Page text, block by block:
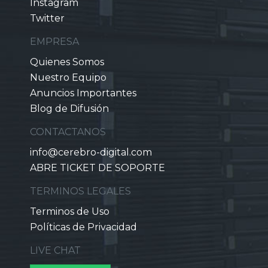
Instagram
Twitter
EMPRESA
Quienes Somos
Nuestro Equipo
Anuncios Importantes
Blog de Difusión
CONTACTANOS
info@cerebro-digital.com
ABRE TICKET DE SOPORTE
TERMINOS LEGALES
Terminos de Uso
Políticas de Privacidad
LIVE CHAT